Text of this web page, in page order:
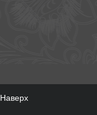
Наверх